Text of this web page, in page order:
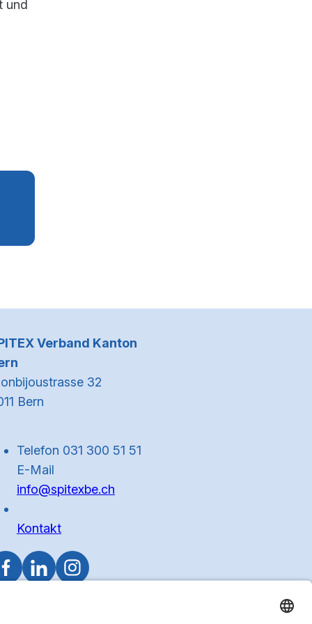
und
Verband Kanton
32
Bern
Telefon 031 300 51 51
E-Mail
info@spitexbe.ch
Kontakt